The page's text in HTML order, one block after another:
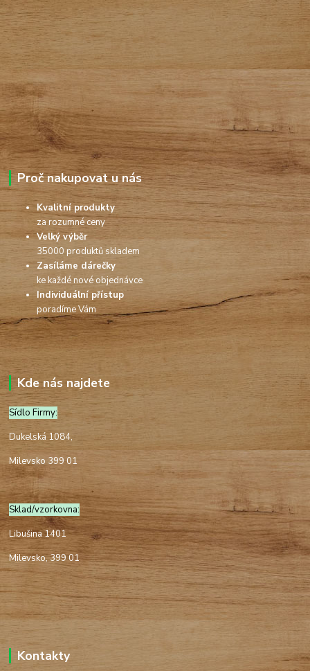
Proč nakupovat u nás
Kvalitní produkty
za rozumné ceny
Velký výběr
35000 produktů skladem
Zasíláme dárečky
ke každé nové objednávce
Individuální přístup
poradíme Vám
Kde nás najdete
Sídlo Firmy:
Dukelská 1084,
Milevsko 399 01
Sklad/vzorkovna:
Libušina 1401
Milevsko, 399 01
Kontakty